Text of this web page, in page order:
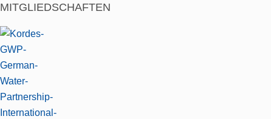
MITGLIEDSCHAFTEN